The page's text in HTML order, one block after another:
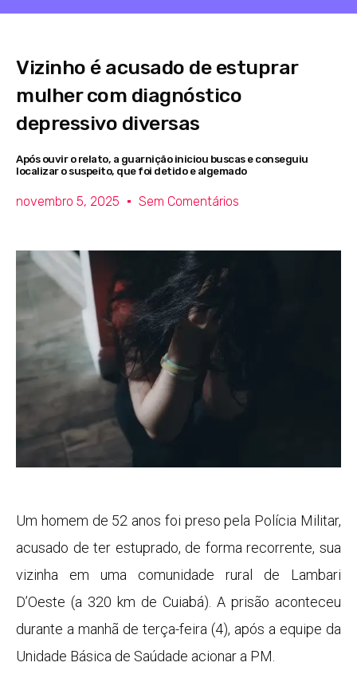
Vizinho é acusado de estuprar
mulher com diagnóstico
depressivo diversas
Após ouvir o relato, a guarnição iniciou buscas e conseguiu
localizar o suspeito, que foi detido e algemado
novembro 5, 2025 Sem Comentários
Um homem de 52 anos foi preso pela Polícia Militar,
acusado de ter estuprado, de forma recorrente, sua
vizinha em uma comunidade rural de Lambari
D’Oeste (a 320 km de Cuiabá). A prisão aconteceu
durante a manhã de terça-feira (4), após a equipe da
Unidade Básica de Saúdade acionar a PM.